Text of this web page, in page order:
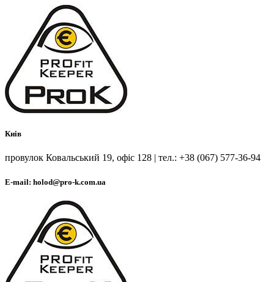
Киів
провулок Ковальський 19, офіс 128 | тел.: +38 (067) 577-36-94
E-mail: holod@pro-k.com.ua